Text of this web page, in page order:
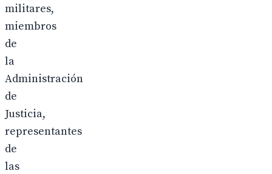
militares,
miembros
de
la
Administración
de
Justicia,
representantes
de
las